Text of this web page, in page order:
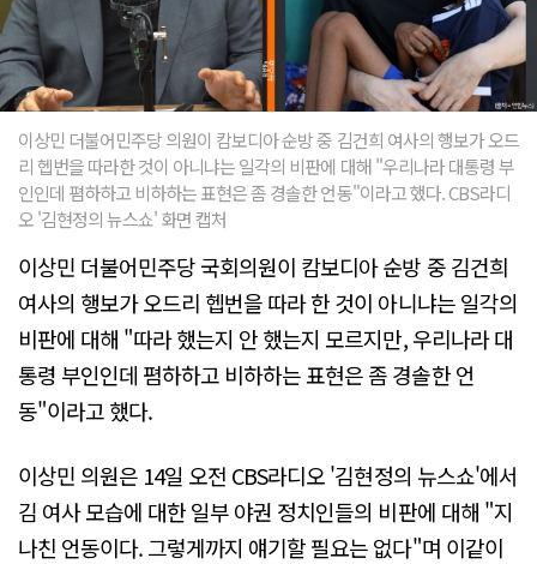
이상민 더불어민주당 의원이 캄보디아 순방 중 김건희 여사의 행보가 오드
리 헵번을 따라한 것이 아니냐는 일각의 비판에 대해 "우리나라 대통령 부
인인데 폄하하고 비하하는 표현은 좀 경솔한 언동"이라고 했다. CBS라디
오 '김현정의 뉴스쇼' 화면 캡처
이상민 더불어민주당 국회의원이 캄보디아 순방 중 김건희
여사의 행보가 오드리 헵번을 따라 한 것이 아니냐는 일각의
비판에 대해 "따라 했는지 안 했는지 모르지만, 우리나라 대
통령 부인인데 폄하하고 비하하는 표현은 좀 경솔한 언
동"이라고 했다.
이상민 의원은 14일 오전 CBS라디오 '김현정의 뉴스쇼'에서
김 여사 모습에 대한 일부 야권 정치인들의 비판에 대해 "지
나친 언동이다. 그렇게까지 얘기할 필요는 없다"며 이같이